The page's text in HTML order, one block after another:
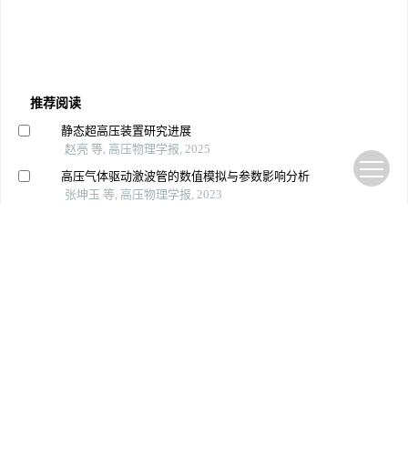
推荐阅读
静态超高压装置研究进展
赵亮 等, 高压物理学报, 2025
高压气体驱动激波管的数值模拟与参数影响分析
张坤玉 等, 高压物理学报, 2023